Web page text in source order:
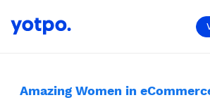
Amazing Women in